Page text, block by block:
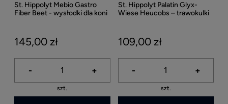
St. Hippolyt Mebio Gastro
Fiber Beet - wysłodki dla koni
145,00 zł
- +
szt.
St. Hippolyt Palatin Glyx-
Wiese Heucobs – trawokulki
109,00 zł
- +
szt.